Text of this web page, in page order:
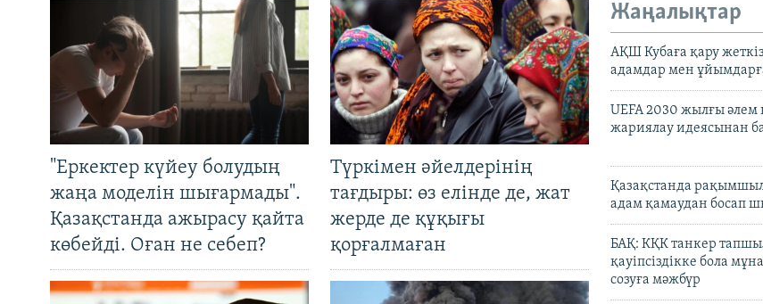
"Еркектер күйеу болудың
жаңа моделін шығармады".
Қазақстанда ажырасу қайта
көбейді. Оған не себеп?
Түркімен әйелдерінің
тағдыры: өз елінде де, жат
жерде де құқығы
қорғалмаған
Жаңалықтар
АҚШ Кубаға қару
адамдар мен
UEFA 2030 жылғы әлем
жариялау идеясынан
Қазақстанда
адам қамаудан босап
БАҚ: КҚК танкер
қауіпсіздікке бола
созуға мәжбүр